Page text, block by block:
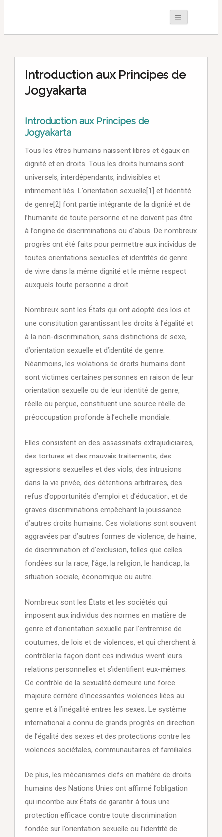
Introduction aux Principes de
Jogyakarta
Introduction aux Principes de
Jogyakarta
Tous les êtres humains naissent libres et égaux en
dignité et en droits. Tous les droits humains sont
universels, interdépendants, indivisibles et
intimement liés. L’orientation sexuelle[1] et l’identité
de genre[2] font partie intégrante de la dignité et de
l’humanité de toute personne et ne doivent pas être
à l’origine de discriminations ou d’abus. De nombreux
progrès ont été faits pour permettre aux individus de
toutes orientations sexuelles et identités de genre
de vivre dans la même dignité et le même respect
auxquels toute personne a droit.
Nombreux sont les États qui ont adopté des lois et
une constitution garantissant les droits à l’égalité et
à la non-discrimination, sans distinctions de sexe,
d’orientation sexuelle et d’identité de genre.
Néanmoins, les violations de droits humains dont
sont victimes certaines personnes en raison de leur
orientation sexuelle ou de leur identité de genre,
réelle ou perçue, constituent une source réelle de
préoccupation profonde à l’echelle mondiale.
Elles consistent en des assassinats extrajudiciaires,
des tortures et des mauvais traitements, des
agressions sexuelles et des viols, des intrusions
dans la vie privée, des détentions arbitraires, des
refus d’opportunités d’emploi et d’éducation, et de
graves discriminations empêchant la jouissance
d’autres droits humains. Ces violations sont souvent
aggravées par d’autres formes de violence, de haine,
de discrimination et d’exclusion, telles que celles
fondées sur la race, l’âge, la religion, le handicap, la
situation sociale, économique ou autre.
Nombreux sont les États et les sociétés qui
imposent aux individus des normes en matière de
genre et d’orientation sexuelle par l’entremise de
coutumes, de lois et de violences, et qui cherchent à
contrôler la façon dont ces individus vivent leurs
relations personnelles et s’identifient eux-mêmes.
Ce contrôle de la sexualité demeure une force
majeure derrière d’incessantes violences liées au
genre et à l’inégalité entres les sexes. Le système
international a connu de grands progrès en direction
de l’égalité des sexes et des protections contre les
violences sociétales, communautaires et familiales.
De plus, les mécanismes clefs en matière de droits
humains des Nations Unies ont affirmé l’obligation
qui incombe aux États de garantir à tous une
protection efficace contre toute discrimination
fondée sur l’orientation sexuelle ou l’identité de